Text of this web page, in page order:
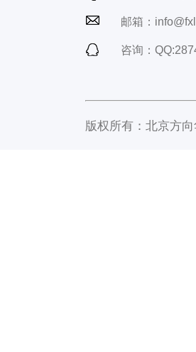
邮箱：
咨询：
版权所有：北京方